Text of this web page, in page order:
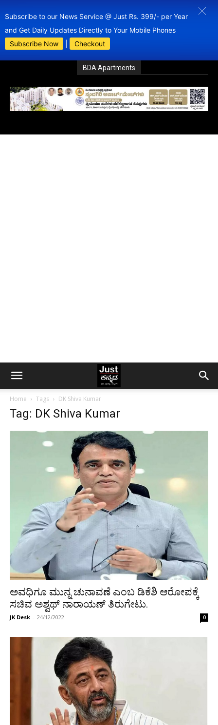
Subscribe to our News Service @ Just Rs. 399/- per Year
and Get Daily Updates Directly to Your Mobile Phones
Subscribe Now
Checkout
BDA Apartments
Home Tags DK Shiva Kumar
Tag: DK Shiva Kumar
ಅವಧಿಗೂ ಮುನ್ನ ಚುನಾವಣೆ ಎಂಬ ಡಿಕೆಶಿ ಆರೋಪಕ್ಕೆ
ಸಚಿವ ಅಶ್ವಥ್ ನಾರಾಯಣ್ ತಿರುಗೇಟು.
JK Desk - 24/12/2022 0